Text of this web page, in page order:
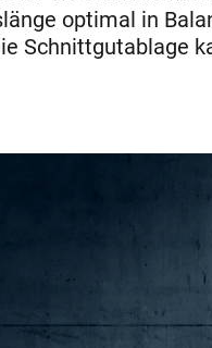
optimal in
Schnittgutablage